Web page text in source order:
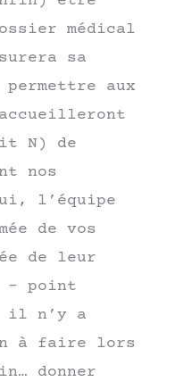
médical
sa
aux
N) de
nos
l’équipe
de vos
de leur
– point
il n’y a
à faire lors
donner